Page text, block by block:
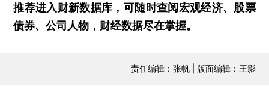
推荐进入财新数据库 ，可随时查阅宏观经济、股票
债券、公司人物，财经数据尽在掌握。
责任编辑：张帆 | 版面编辑：王影